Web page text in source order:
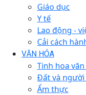
Giáo dục
Y tế
Lao động -
Cải cách
VĂN HÓA
Tinh hoa
Đất và người
Ẩm thực